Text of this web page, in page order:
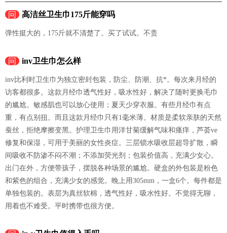
问 高洁丝卫生巾175斤能穿吗
弹性挺大的，175斤就不清楚了。买了试试。不贵
问 inv卫生巾怎么样
inv比利时卫生巾为独立密封包装，防尘、防潮、抗*。每次来月经的
访客都很多。这款月经巾透气性好，吸水性好，解决了随时更换毛巾
的尴尬。敏感肌也可以放心使用；夏天少穿衣服。有些月经巾有点
重，有点别扭。而且这款月经巾只有1毫米薄。材质是柔软亲肤的天然
蚕丝，拒绝摩擦变黑。护理卫生巾用洋甘菊缓解气味和瘙痒，芦荟ve
修复和保湿，可用于美丽的女性炎症。三层锁水吸收层超导扩散，瞬
间吸收不防渗不闷不潮；不添加荧光剂；包装价值高，充满少女心。
出门在外，方便带孩子，摆脱各种场景的尴尬。硬盒的外包装是粉色
和紫色的组合，充满少女的感觉。晚上用305mm，一盒6个。每件都是
单独包装的。表层为真丝软棉，透气性好，吸水性好。不觉得无聊，
用着也不难受。平时携带也很方便。